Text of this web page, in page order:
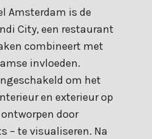
Amsterdam is de
City, een restaurant
combineert met
invloeden.
om het
en exterieur op
door
– te visualiseren. Na